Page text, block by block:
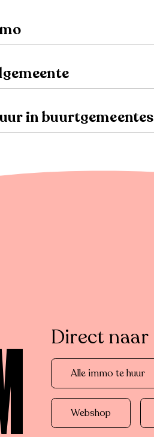
in buurtgemeentes
Direct naar
Alle immo te huur
Webshop